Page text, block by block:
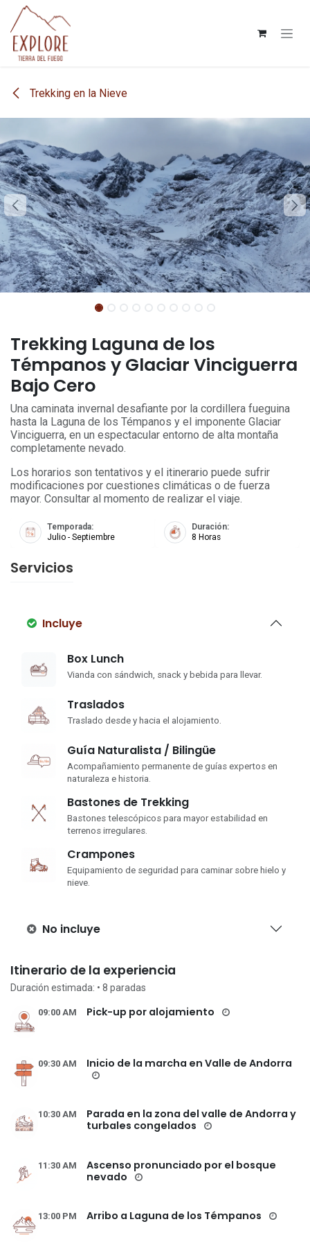
Ir al contenido
Trekking en la Nieve
Trekking Laguna de los
Témpanos y Glaciar Vinciguerra
Bajo Cero
Una caminata invernal desafiante por la cordillera fueguina
hasta la Laguna de los Témpanos y el imponente Glaciar
Vinciguerra, en un espectacular entorno de alta montaña
completamente nevado.
Los horarios son tentativos y el itinerario puede sufrir
modificaciones por cuestiones climáticas o de fuerza
mayor. Consultar al momento de realizar el viaje.
Temporada:
Julio - Septiembre
Duración:
8 Horas
Servicios
Incluye
Box Lunch
Vianda con sándwich, snack y bebida para llevar.
Traslados
Traslado desde y hacia el alojamiento.
Guía Naturalista / Bilingüe
Acompañamiento permanente de guías expertos en
naturaleza e historia.
Bastones de Trekking
Bastones telescópicos para mayor estabilidad en
terrenos irregulares.
Crampones
Equipamiento de seguridad para caminar sobre hielo y
nieve.
No incluye
Itinerario de la experiencia
Duración estimada: • 8 paradas
09:00 AM Pick-up por alojamiento
09:30 AM Inicio de la marcha en Valle de Andorra
10:30 AM
Parada en la zona del valle de Andorra y
turbales congelados
11:30 AM
Ascenso pronunciado por el bosque
nevado
13:00 PM Arribo a Laguna de los Témpanos